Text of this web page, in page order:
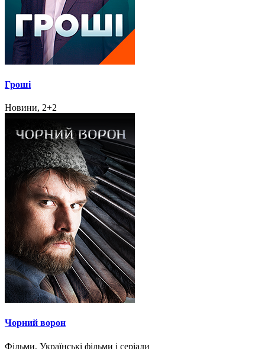
Гроші
Новини, 2+2
Чорний ворон
Фільми, Українські фільми і серіали